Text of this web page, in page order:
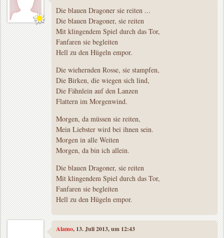
Die blauen Dragoner sie reiten ...
Die blauen Dragoner, sie reiten
Mit klingendem Spiel durch das Tor,
Fanfaren sie begleiten
Hell zu den Hügeln empor.
Die wiehernden Rosse, sie stampfen,
Die Birken, die wiegen sich lind,
Die Fähnlein auf den Lanzen
Flattern im Morgenwind.
Morgen, da müssen sie reiten,
Mein Liebster wird bei ihnen sein.
Morgen in alle Weiten
Morgen, da bin ich allein.
Die blauen Dragoner, sie reiten
Mit klingendem Spiel durch das Tor,
Fanfaren sie begleiten
Hell zu den Hügeln empor.
Alamo, 13. Juli 2013, um 12:43